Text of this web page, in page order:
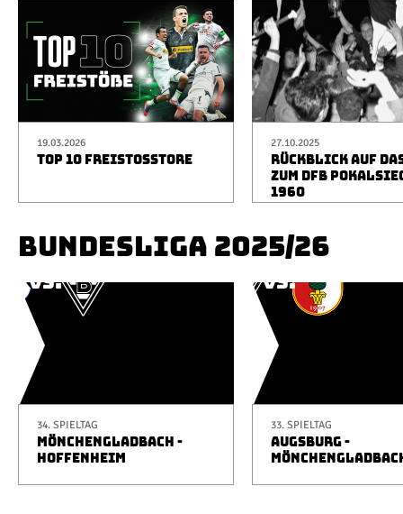
19.03.2026
TOP 10 FREISTOSSTORE
27.10.2025
RÜCKBLICK AUF
ZUM DFB
1960
BUNDESLIGA 2025/26
34. SPIELTAG
MÖNCHENGLADBACH -
HOFFENHEIM
33. SPIELTAG
AUGSBURG -